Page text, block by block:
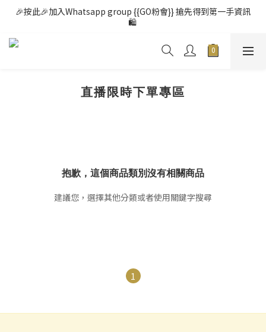
🎉按此🎉加入Whatsapp group {{GO粉會}} 搶先得到第一手資訊
🛍️
直播限時下單專區
抱歉，這個商品類別沒有相關商品
建議您，選擇其他分類或者使用關鍵字搜尋
1